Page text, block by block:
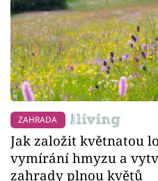
ZAHRADA
Jak založit květnatou
vymírání hmyzu a
zahrady plnou květů